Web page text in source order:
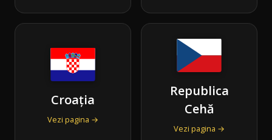
Croația
Vezi pagina →
Republica
Cehă
Vezi pagina →